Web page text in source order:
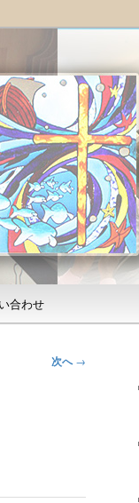
会と、被災地支援活動
合わせ
次へ→